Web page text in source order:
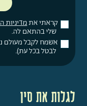
קראתי אתמדיניות
שלי בהתאם לה.
אשמח לקבל מעולם
לבטל בכל עת).
לגלות את סין